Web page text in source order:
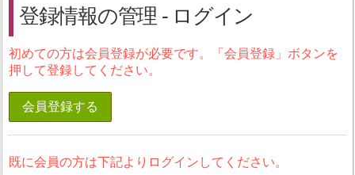
登録情報の管理 - ログイン
初めての方は会員登録が必要です。「会員登録」ボタンを
押して登録してください。
会員登録する
既に会員の方は下記よりログインしてください。